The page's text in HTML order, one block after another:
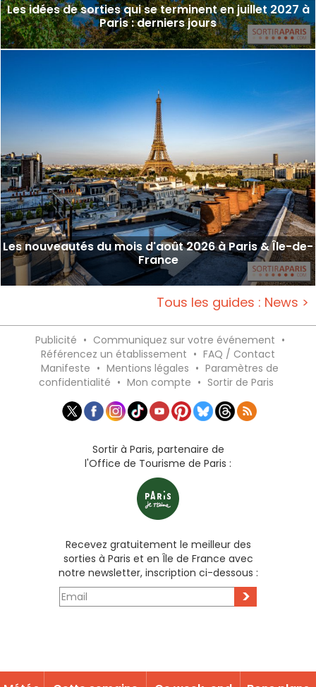
Les idées de sorties qui se terminent en juillet 2027 à
Paris : derniers jours
Les nouveautés du mois d'août 2026 à Paris & Île-de-
France
Tous les guides : News >
Publicité • Communiquez sur votre événement •
Référencez un établissement • FAQ / Contact
Manifeste • Mentions légales • Paramètres de
confidentialité • Mon compte • Sortir de Paris
Sortir à Paris, partenaire de
l'Office de Tourisme de Paris :
Recevez gratuitement le meilleur des
sorties à Paris et en Île de France avec
notre newsletter, inscription ci-dessous :
>